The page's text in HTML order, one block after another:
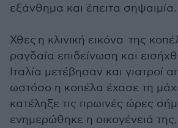
εξάνθημα και έπειτα σηψαιμία.
Χθες η κλινική εικόνα της
ραγδαία επιδείνωση και
Ιταλία μετέβησαν και γιατροί
ωστόσο η κοπέλα έχασε τη
κατέληξε τις πρωινές ώρες
ενημερώθηκε η οικογένειά